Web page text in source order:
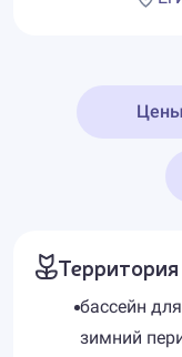
Цены
Территория
бассейн
зимний